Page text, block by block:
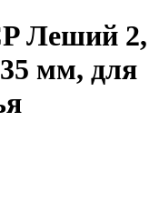
Леший 2,
мм, для